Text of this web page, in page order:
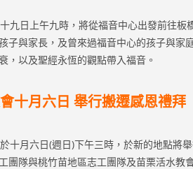
九日上午九時，將從福音中心出發前往板
子與家長，及曾來過福音中心的孩子與家
，以及聖經永恆的觀點帶入福音。
十月六日 舉行搬遷感恩禮拜
十月六日(週日)下午三時，於新的地點將
團隊與桃竹苗地區志工團隊及苗栗活水教